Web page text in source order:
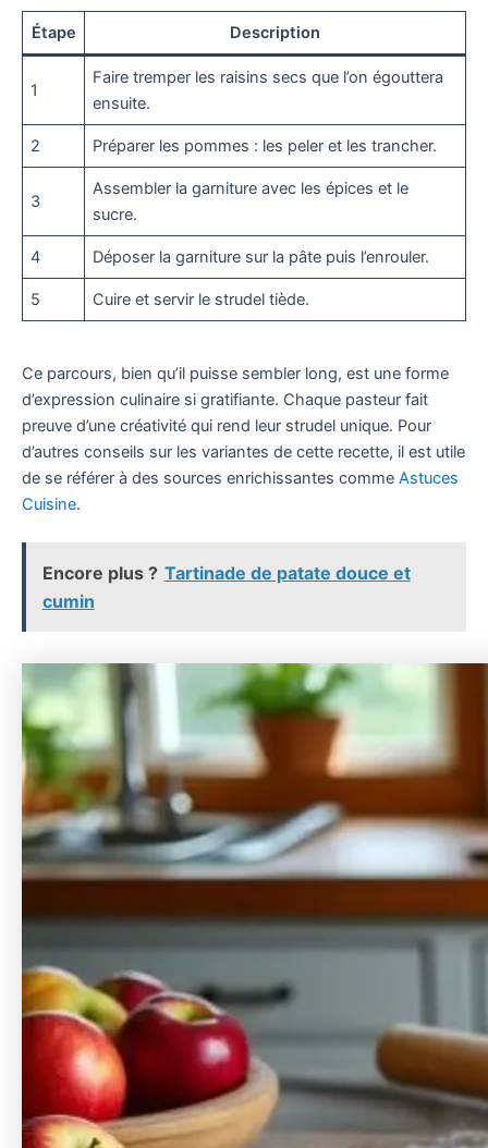
Étape Description
1
Faire tremper les raisins secs que l’on égouttera
ensuite.
2 Préparer les pommes : les peler et les trancher.
3
Assembler la garniture avec les épices et le
sucre.
4 Déposer la garniture sur la pâte puis l’enrouler.
5 Cuire et servir le strudel tiède.
Ce parcours, bien qu’il puisse sembler long, est une forme
d’expression culinaire si gratifiante. Chaque pasteur fait
preuve d’une créativité qui rend leur strudel unique. Pour
d’autres conseils sur les variantes de cette recette, il est utile
de se référer à des sources enrichissantes comme Astuces
Cuisine.
Encore plus ? Tartinade de patate douce et
cumin